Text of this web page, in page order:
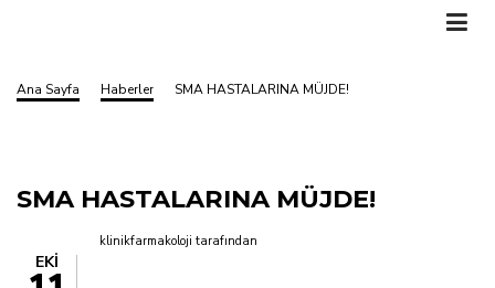
Sayfa
yolu
Ana Sayfa Haberler SMA HASTALARINA MÜJDE!
SMA HASTALARINA MÜJDE!
EKI
klinikfarmakoloji tarafından